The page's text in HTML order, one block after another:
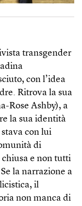
transgender
con l’idea
Ritrova la sua
Rose Ashby), a
la sua identità
con lui
di
e non tutti
la narrazione a
il
non manca di